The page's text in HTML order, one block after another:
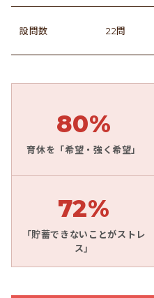
設問数 22問
80%
育休を「希望・強く希望」
72%
「貯蓄できないことがストレ
ス」